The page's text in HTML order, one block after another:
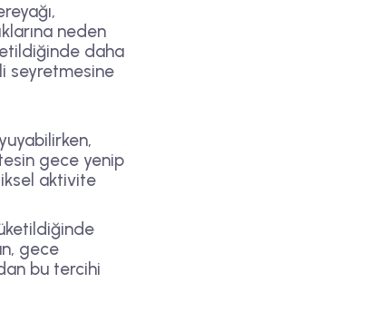
neden
daha
seyretmesine
gece yenip
aktivite
gece
bu tercihi